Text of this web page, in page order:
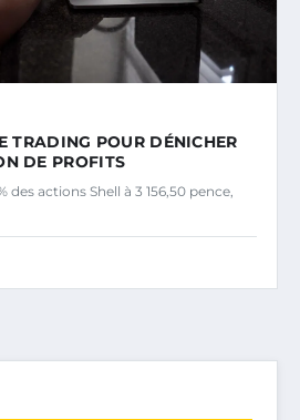
TRADING POUR DÉNICHER
DE PROFITS
des actions Shell à 3 156,50 pence,